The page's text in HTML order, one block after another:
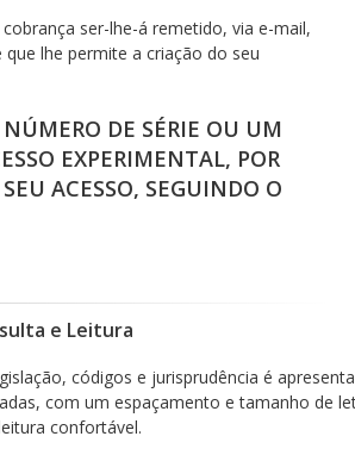
ser-lhe-á remetido, via e-mail,
lhe permite a criação do seu
DE SÉRIE OU UM
EXPERIMENTAL, POR
ACESSO, SEGUINDO O
e Leitura
códigos e jurisprudência é
com um espaçamento e tamanho de
confortável.